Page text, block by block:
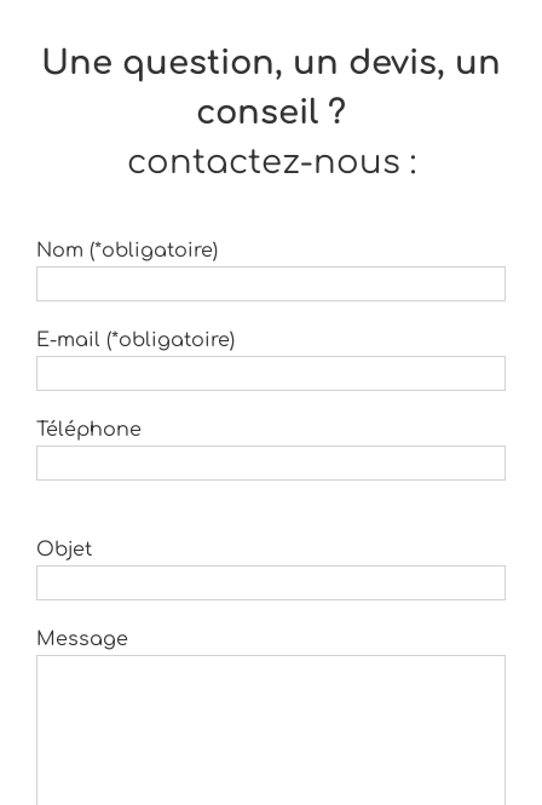
Une question, un devis, un
conseil ?
contactez-nous :
Nom (*obligatoire)
E-mail (*obligatoire)
Téléphone
Objet
Message